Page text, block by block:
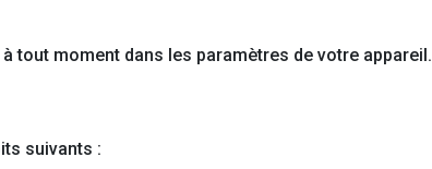
tout moment dans les paramètres de votre appareil.
suivants :